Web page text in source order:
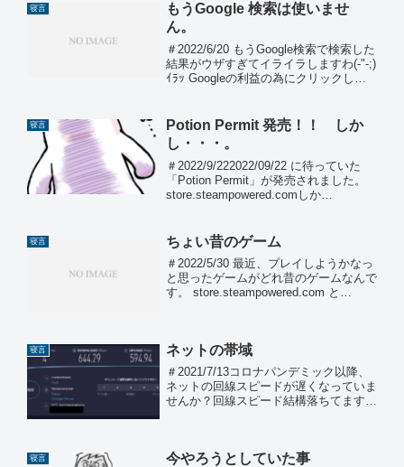
寝言
もうGoogle 検索は使いませ
ん。
＃2022/6/20 もうGoogle検索で検索した
結果がウザすぎてイライラしますわ(-"-;)
ｲﾗｯ Googleの利益の為にクリックした
イラするのでGoogle検索...
寝言
Potion Permit 発売！！ しか
し・・・。
＃2022/9/222022/09/22 に待っていた
「Potion Permit」が発売されました。
store.steampowered.comしか
「MassHi...
寝言 ちょい昔のゲーム
＃2022/5/30 最近、プレイしようかなっ
と思ったゲームがどれ昔のゲームなんで
す。 store.steampowered.com と
寝言 ネットの帯域
＃2021/7/13コロナパンデミック以降、
ネットの回線スピードが遅くなっていま
せんか？回線スピード結構落ちてます(-
を...
寝言 今やろうとしていた事